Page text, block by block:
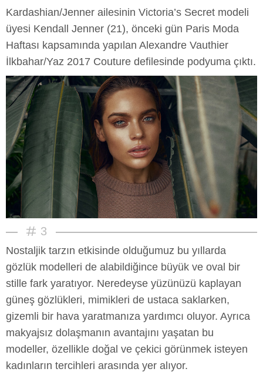
Kardashian/Jenner ailesinin Victoria’s Secret modeli
üyesi Kendall Jenner (21), önceki gün Paris Moda
Haftası kapsamında yapılan Alexandre Vauthier
İlkbahar/Yaz 2017 Couture defilesinde podyuma çıktı.
3
Nostaljik tarzın etkisinde olduğumuz bu yıllarda
gözlük modelleri de alabildiğince büyük ve oval bir
stille fark yaratıyor. Neredeyse yüzünüzü kaplayan
güneş gözlükleri, mimikleri de ustaca saklarken,
gizemli bir hava yaratmanıza yardımcı oluyor. Ayrıca
makyajsız dolaşmanın avantajını yaşatan bu
modeller, özellikle doğal ve çekici görünmek isteyen
kadınların tercihleri arasında yer alıyor.